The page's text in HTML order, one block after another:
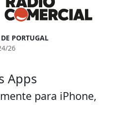
PORTUGAL
26
Apps
para iPhone,